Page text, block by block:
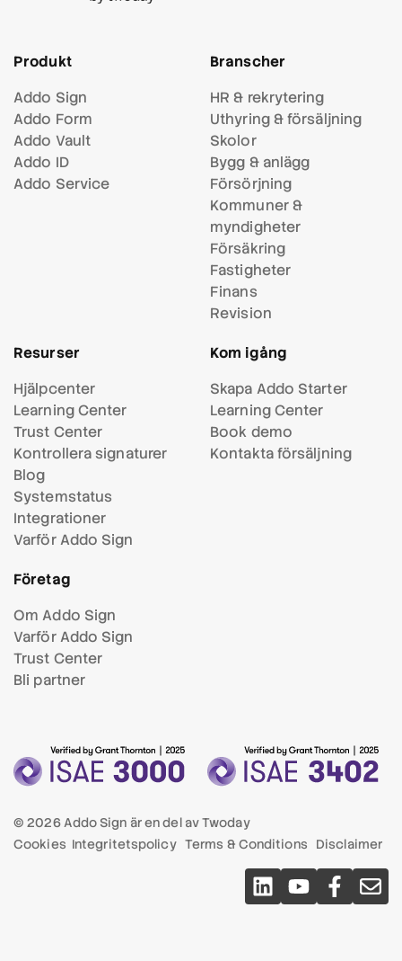
Produkt
Addo Sign
Addo Form
Addo Vault
Addo ID
Addo Service
Branscher
HR & rekrytering
Uthyring & försäljning
Skolor
Bygg & anlägg
Försörjning
Kommuner &
myndigheter
Försäkring
Fastigheter
Finans
Revision
Resurser
Hjälpcenter
Learning Center
Trust Center
Kontrollera signaturer
Blog
Systemstatus
Integrationer
Varför Addo Sign
Kom igång
Skapa Addo Starter
Learning Center
Book demo
Kontakta försäljning
Företag
Om Addo Sign
Varför Addo Sign
Trust Center
Bli partner
© 2026 Addo Sign är en del avTwoday
Cookies Integritetspolicy Terms & Conditions Disclaimer